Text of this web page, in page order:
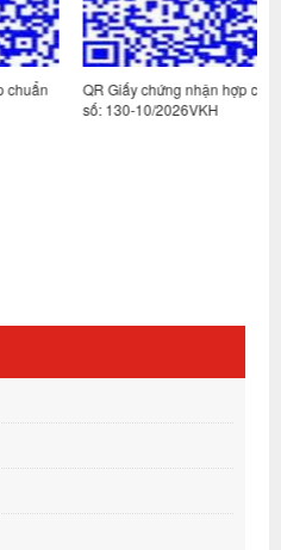
QR Giấy chứng nhận hợp chuẩn
số: 130-10/2026VKH